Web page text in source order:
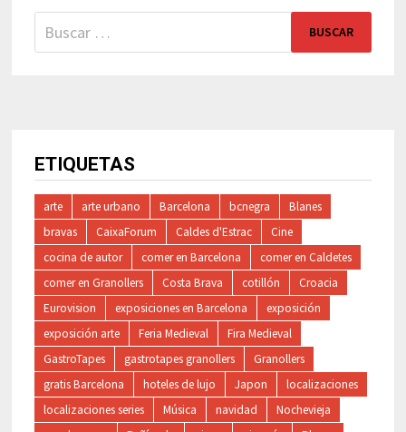
Buscar:
ETIQUETAS
arte arte urbano Barcelona bcnegra
Blanes
bravas
CaixaForum Caldes d'Estrac
Cine
cocina de autor
comer en Barcelona
comer en Caldetes
comer en Granollers
Costa Brava cotillón
Croacia
Eurovision
exposiciones en Barcelona
exposición
exposición arte
Feria Medieval
Fira Medieval
GastroTapes
gastrotapes granollers
Granollers
gratis Barcelona
hoteles de lujo Japon
localizaciones
localizaciones series
Música navidad
Nochevieja